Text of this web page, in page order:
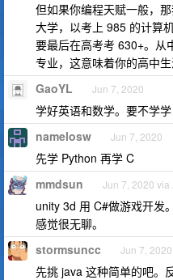
但如果你编程天赋一般，
大学，以考上 985 的计算
要最后在高考考 630+。从
专业，这意味着你的高中生
GaoYL Jun 7, 2020
学好英语和数学。要不学学
namelosw Jun 7, 2020
先学 Python 再学 C
mmdsun Jun 7, 2020 via
unity 3d 用 C#做游戏开发
感觉很无聊。
stormsuncc Jun 7, 2020
先挑 java 这种简单的吧。